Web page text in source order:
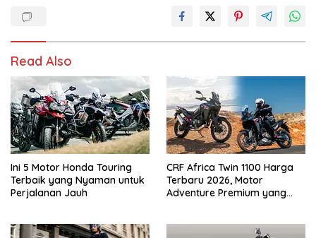
Read Also
Ini 5 Motor Honda Touring
Terbaik yang Nyaman untuk
Perjalanan Jauh
CRF Africa Twin 1100 Harga
Terbaru 2026, Motor
Adventure Premium yang